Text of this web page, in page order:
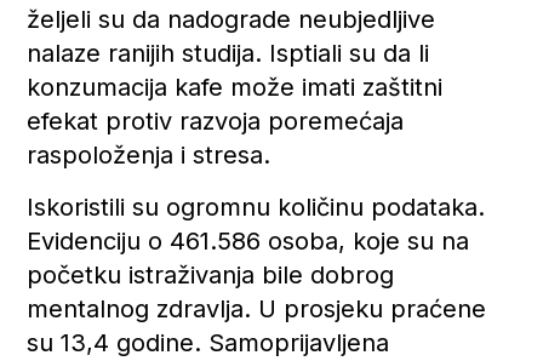
željeli su da nadograde neubjedljive
nalaze ranijih studija. Isptiali su da li
konzumacija kafe može imati zaštitni
efekat protiv razvoja poremećaja
raspoloženja i stresa.
Iskoristili su ogromnu količinu podataka.
Evidenciju o 461.586 osoba, koje su na
početku istraživanja bile dobrog
mentalnog zdravlja. U prosjeku praćene
su 13,4 godine. Samoprijavljena